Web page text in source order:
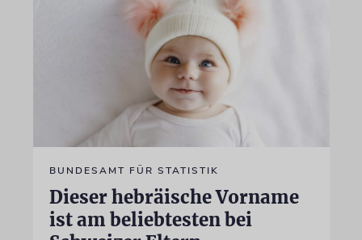
BUNDESAMT FÜR STATISTIK
Dieser hebräische Vorname
ist am beliebtesten bei